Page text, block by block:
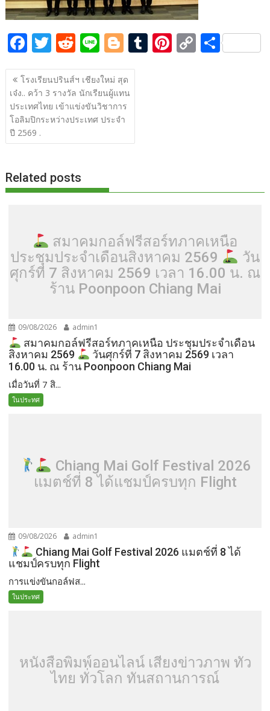
F
ac
e
b
o
o
T
w
itt
er
R
e
d
di
t
Li
n
e
Bl
o
g
g
er
T Pi C S
แนะแนว
เรื่อง
โรงเรียนปรินส์ฯ เชียงใหม่ สุด
เจ๋ง.. คว้า 3 รางวัล นักเรียนผู้แทน
ประเทศไทย เข้าแข่งขันวิชาการ
โอลิมปิกระหว่างประเทศ ประจำ
ปี 2569 .
Related posts
สมาคมกอล์ฟรีสอร์ทภาคเหนือ
ประชุมประจำเดือนสิงหาคม 2569
วัน
ศุกร์ที่ 7 สิงหาคม 2569 เวลา 16.00 น. ณ
ร้าน Poonpoon Chiang Mai
09/08/2026 admin1
สมาคมกอล์ฟรีสอร์ทภาคเหนือ ประชุมประจำเดือน
สิงหาคม 2569
วันศุกร์ที่ 7 สิงหาคม 2569 เวลา
16.00 น. ณ ร้าน Poonpoon Chiang Mai
เมื่อวันที่ 7 สิ...
ในประทศ
Chiang Mai Golf Festival 2026
แมตช์ที่ 8 ได้แชมป์ครบทุก Flight
09/08/2026 admin1
Chiang Mai Golf Festival 2026 แมตช์ที่ 8 ได้
แชมป์ครบทุก Flight
การแข่งขันกอล์ฟส...
ในประทศ
หนังสือพิมพ์ออนไลน์ เสียงข่าวภาพ ทั่ว
ไทย ทั่วโลก ทันสถานการณ์